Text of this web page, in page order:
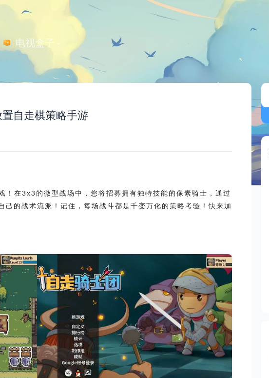
电视盒子
置自走棋策略手游
！在3x3的微型战场中，您将招募拥有独特技能的像素骑士，通过
己的战术流派！记住，每场战斗都是千变万化的策略考验！快来加